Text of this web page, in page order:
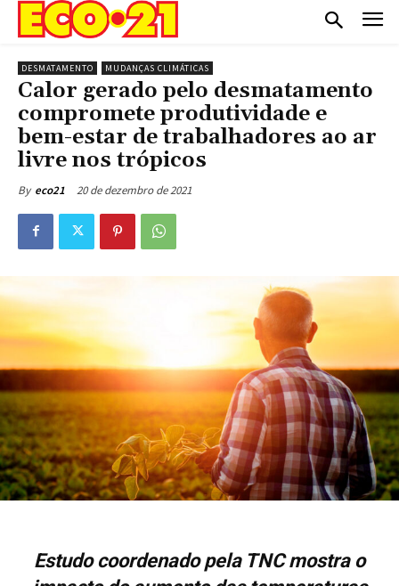
DESMATAMENTO MUDANÇAS CLIMÁTICAS
Calor gerado pelo desmatamento
compromete produtividade e
bem-estar de trabalhadores ao ar
livre nos trópicos
By eco21 20 de dezembro de 2021
Estudo coordenado pela TNC mostra o